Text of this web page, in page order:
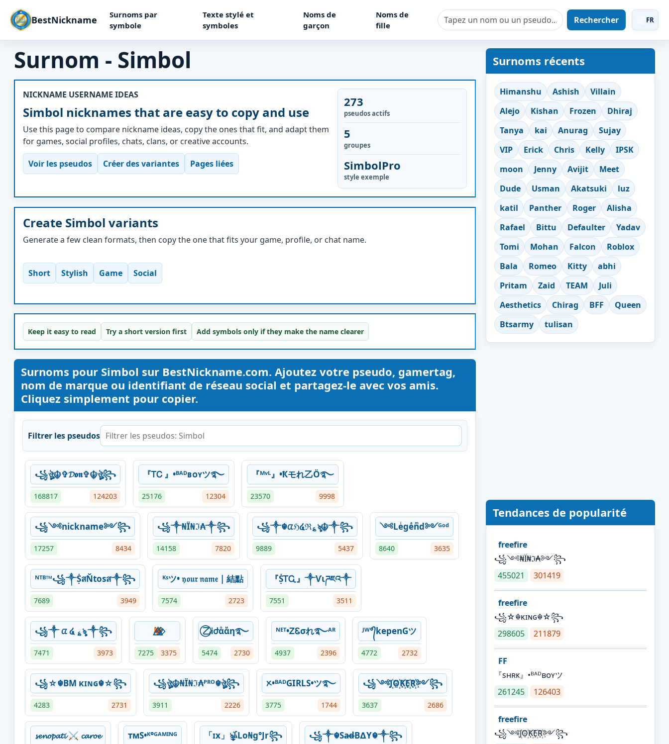
BestNickname
Surnoms par
symbole
Texte stylé et
symboles
Noms de
garçon
Noms de
fille
Rechercher FR
Surnom - Simbol
NICKNAME USERNAME IDEAS
Simbol nicknames that are easy to copy and use
Use this page to compare nickname ideas, copy the ones that fit, and adapt them
for games, social profiles, chats, clans, or creative accounts.
Voir les pseudos Créer des variantes Pages liées
273
pseudos actifs
5
groupes
SimbolPro
style exemple
Create Simbol variants
Generate a few clean formats, then copy the one that fits your game, profile, or chat name.
Short Stylish Game Social
Keep it easy to read Try a short version first Add symbols only if they make the name clearer
Surnoms pour Simbol sur BestNickname.com. Ajoutez votre pseudo, gamertag,
nom de marque ou identifiant de réseau social et partagez-le avec vos amis.
Cliquez simplement pour copier.
Filtrer les pseudos
꧁ঔৣ☬✞𝓓𝖔𝖓✞☬ঔৣ꧂
168817 124203
『ᎢᏟ 』•ᴮᴬᴰʙᴏʏツ࿐
25176 12304
『ᴹᵛᴸ』•Ҟモれ乙Ö࿐
23570 9998
꧁༺nickname༻꧂
17257 8434
꧁༒₦Ї₦ℑ₳༒꧂
14158 7820
꧁༒☬ᤂℌ໔ℜ؏ৡ☬༒꧂
9889 5437
༺Leͥgeͣnͫd༻ᴳᵒᵈ
8640 3635
ᴺᵀᴮ™꧁༒ṨสŇtosส༒꧂
7689 3949
ᴷˢツ• 𝔶𝔬𝔲𝔯 𝔫𝔞𝔪𝔢 | 結點
7574 2723
『ṨᎢᏩ』༒Ѵιཌཇའ༒
7551 3511
꧁༒ ᤂ ໔ ؏ৡ ༒꧂
7471 3973
🦊⃫⃟⃤
7275 3375
⃝乙Ꭵժαͦαᷟη࿐
5474 2730
ᴺᴱᵀ•ᏃᏋσれ࿐ᴬᴿ
4937 2396
ᴶᵂ°᭄kepenGツ
4772 2732
꧁☆☬BM κɪɴɢ☬☆꧂
4283 2731
꧁ঔৣ☬₦Ї₦ℑ₳ᴾᴿᴼ☬ঔৣ꧂
3911 2226
ᝣ•ᴮᴬᴰGIRLS•ツ࿐
3775 1744
꧁༺J꙰O꙰K꙰E꙰R꙰༻꧂
3637 2686
𝓼𝓮𝓷𝓸𝓹𝓪𝓽𝓲 ⚔ 𝓬𝓪𝓻𝓸𝓮 тмS•ᴷ°ᴳᴬᴹᴵᴺᴳ 「ɪx」ৡۜ͜ﾑLo₦g°Jr꧂ ꧁༒☬Sa̶d̶B∆Y☬༒꧂
Surnoms récents
Himanshu Ashish
Villain
Alejo
Kishan Frozen
Dhiraj
Tanya
kai Anurag
Sujay
VIP
Erick Chris Kelly
IPSK
moon
Jenny Avijit
Meet
Dude
Usman Akatsuki
luz
katil
Panther Roger
Alisha
Rafael
Bittu Defaulter
Yadav
Tomi
Mohan Falcon
Roblox
Bala
Romeo Kitty
abhi
Pritam
Zaid TEAM
Juli
Aesthetics
Chirag BFF
Queen
Btsarmy
tulisan
Tendances de popularité
freefire
꧁༺₦Ї₦ℑ₳༻꧂
455021
301419
freefire
꧁☆☬κɪɴɢ☬☆꧂
298605
211879
FF
『sʜʀᴋ』•ᴮᴬᴰʙᴏʏツ
261245
126403
freefire
꧁༺J꙰O꙰K꙰E꙰R꙰༻꧂